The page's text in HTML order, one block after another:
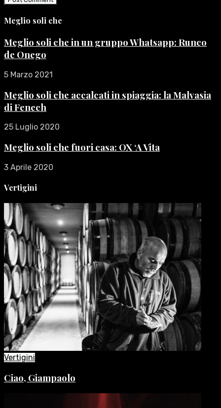
Meglio soli che
Meglio soli che in un gruppo Whatsapp: Runco
de Onego
5 Marzo 2021
Meglio soli che accalcati in spiaggia: la Malvasia
di Fenech
25 Luglio 2020
Meglio soli che fuori casa: OX ‘A Vita
3 Aprile 2020
Vertigini
Vertigini
Ciao, Giampaolo